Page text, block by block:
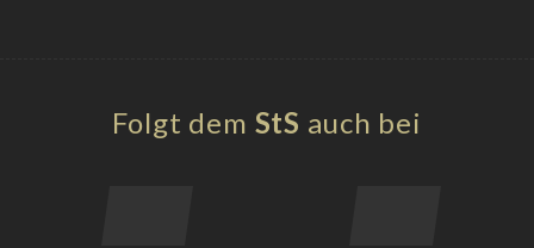
Folgt dem StS auch bei